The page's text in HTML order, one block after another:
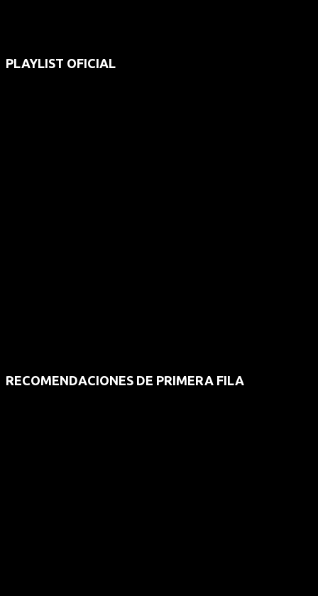
PLAYLIST OFICIAL
RECOMENDACIONES DE PRIMERA FILA